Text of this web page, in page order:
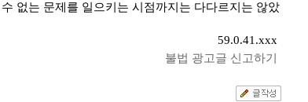
없는 문제를 일으키는 시점까지는 다다르지는 않았
59.0.41.xxx
불법 광고글 신고하기